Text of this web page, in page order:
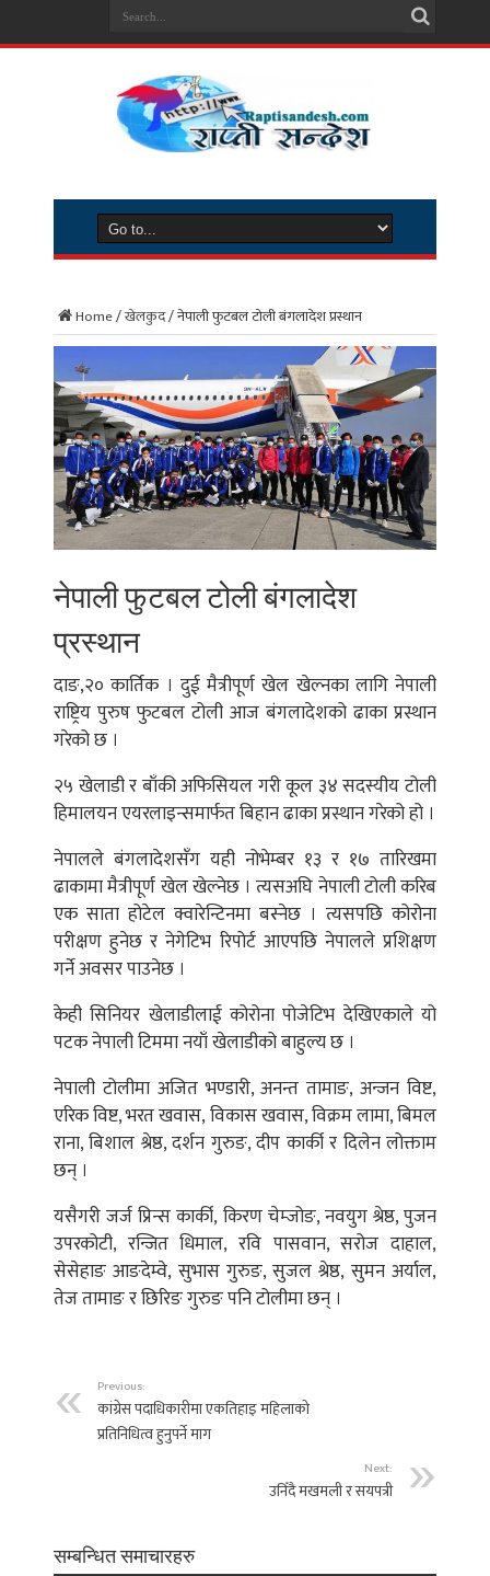
Home/खेलकुद/नेपाली फुटबल टोली बंगलादेश प्रस्थान
नेपाली फुटबल टोली बंगलादेश
प्रस्थान
दाङ,२० कार्तिक । दुई मैत्रीपूर्ण खेल खेल्नका लागि नेपाली
राष्ट्रिय पुरुष फुटबल टोली आज बंगलादेशको ढाका प्रस्थान
गरेको छ ।
२५ खेलाडी र बाँकी अफिसियल गरी कूल ३४ सदस्यीय टोली
हिमालयन एयरलाइन्समार्फत बिहान ढाका प्रस्थान गरेको हो ।
नेपालले बंगलादेशसँग यही नोभेम्बर १३ र १७ तारिखमा
ढाकामा मैत्रीपूर्ण खेल खेल्नेछ । त्यसअघि नेपाली टोली करिब
एक साता होटेल क्वारेन्टिनमा बस्नेछ । त्यसपछि कोरोना
परीक्षण हुनेछ र नेगेटिभ रिपोर्ट आएपछि नेपालले प्रशिक्षण
गर्ने अवसर पाउनेछ ।
केही सिनियर खेलाडीलाई कोरोना पोजेटिभ देखिएकाले यो
पटक नेपाली टिममा नयाँ खेलाडीको बाहुल्य छ ।
नेपाली टोलीमा अजित भण्डारी, अनन्त तामाङ, अन्जन विष्ट,
एरिक विष्ट, भरत खवास, विकास खवास, विक्रम लामा, बिमल
राना, बिशाल श्रेष्ठ, दर्शन गुरुङ, दीप कार्की र दिलेन लोक्ताम
छन् ।
यसैगरी जर्ज प्रिन्स कार्की, किरण चेम्जोङ, नवयुग श्रेष्ठ, पुजन
उपरकोटी, रन्जित धिमाल, रवि पासवान, सरोज दाहाल,
सेसेहाङ आङदेम्वे, सुभास गुरुङ, सुजल श्रेष्ठ, सुमन अर्याल,
तेज तामाङ र छिरिङ गुरुङ पनि टोलीमा छन् ।
Previous:
कांग्रेस पदाधिकारीमा एकतिहाइ महिलाको
प्रतिनिधित्व हुनुपर्ने माग
Next:
उनिँदै मखमली र सयपत्री
सम्बन्धित समाचारहरु